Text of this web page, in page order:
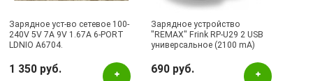
Зарядное уст-во сетевое 100-
240V 5V 7A 9V 1.67A 6-PORT
LDNIO A6704.
1 350 руб.
Зарядное устройство
"REMAX" Frink RP-U29 2 USB
универсальное (2100 mA)
690 руб.